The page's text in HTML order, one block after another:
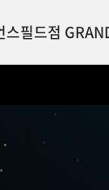
스필드점